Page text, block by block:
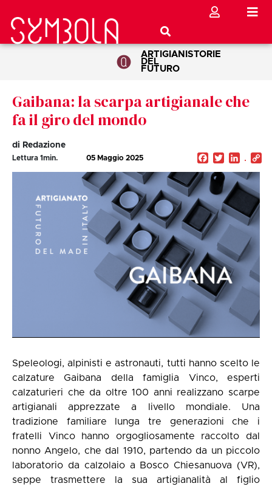
ARTIGIANI
DEL
FUTURO
STORIE
Gaibana: la scarpa artigianale che
fa il giro del mondo
di Redazione
Lettura 1min. 05 Maggio 2025 Facebook
Twitter
Speleologi, alpinisti e astronauti, tutti hanno scelto le
calzature Gaibana della famiglia Vinco, esperti
calzaturieri che da oltre 100 anni realizzano scarpe
artigianali apprezzate a livello mondiale. Una
tradizione familiare lunga tre generazioni che i
fratelli Vinco hanno orgogliosamente raccolto dal
nonno Angelo, che dal 1910, partendo da un piccolo
laboratorio da calzolaio a Bosco Chiesanuova (VR),
seppe trasmettere la sua artigianalità al figlio